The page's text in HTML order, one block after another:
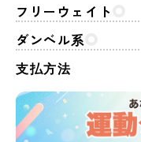
フリーウェイト
ダンベル系
支払方法